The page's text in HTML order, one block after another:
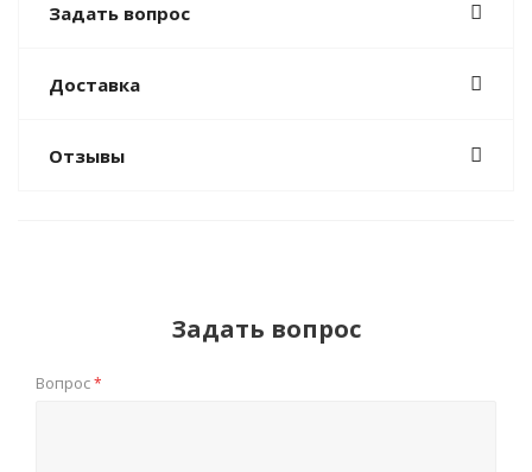
Задать вопрос
Доставка
Отзывы
Задать вопрос
Вопрос*